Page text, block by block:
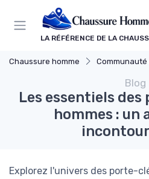
LA RÉFÉRENCE DE LA
Chaussure homme
Blog
Les essentiels
hommes : un
Explorez l'univers des porte-
Panneau de gestion des cookies